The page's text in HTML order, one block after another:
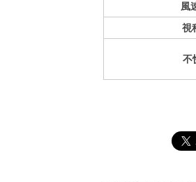
風
視
不